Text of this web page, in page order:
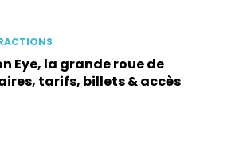
Eye, la grande roue de
tarifs, billets & accès